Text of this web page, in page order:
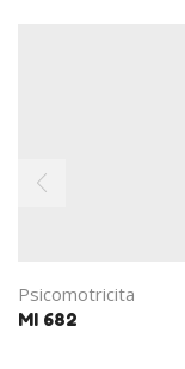
Psicomotricita
MI 682